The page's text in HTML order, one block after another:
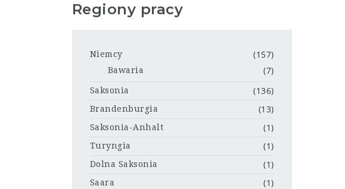
Regiony pracy
Niemcy (157)
Bawaria (7)
Saksonia (136)
Brandenburgia (13)
Saksonia-Anhalt (1)
Turyngia (1)
Dolna Saksonia (1)
Saara (1)